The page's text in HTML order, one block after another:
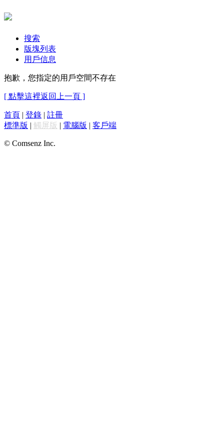
搜索
版塊列表
用戶信息
抱歉，您指定的用戶空間不存在
[ 點擊這裡返回上一頁 ]
首頁 | 登錄 | 註冊
標準版 | 觸屏版 | 電腦版 | 客戶端
© Comsenz Inc.